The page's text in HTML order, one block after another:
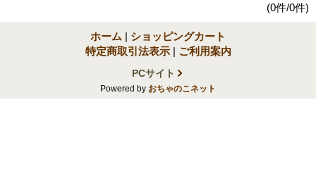
(0件/0件)
ホーム | ショッピングカート
特定商取引法表示 | ご利用案内
PCサイト
Powered by おちゃのこネット